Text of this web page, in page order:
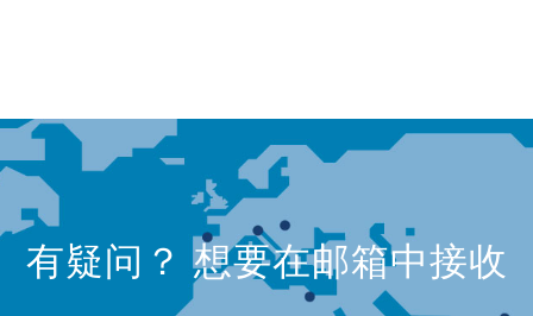
有疑问？ 想要在邮箱中接收